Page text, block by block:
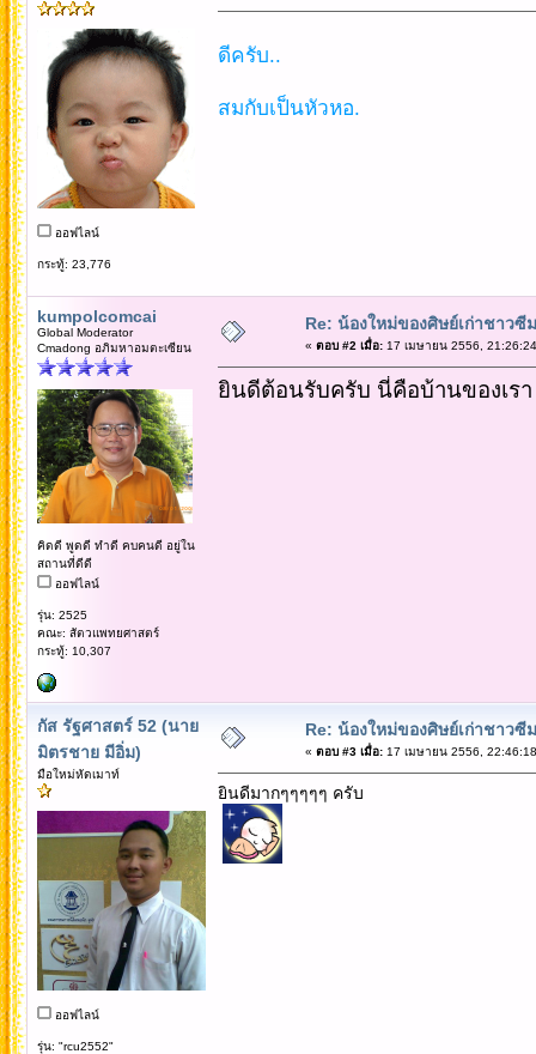
ออฟไลน์
กระทู้: 23,776
ดีครับ..
สมกับเป็นหัวหอ.
kumpolcomcai
Global Moderator
Cmadong อภิมหาอมตะเซียน
คิดดี พูดดี ทำดี คบคนดี อยู่ใน
สถานที่ดีดี
ออฟไลน์
รุ่น: 2525
คณะ: สัตวแพทยศาสตร์
กระทู้: 10,307
Re: น้องใหม่ของศิษย์เก่าชาวซี
« ตอบ #2 เมื่อ:17 เมษายน 2556,
ยินดีต้อนรับครับ นี่คือบ้านของเร
กัส รัฐศาสตร์ 52 (นาย
มิตรชาย มีอิ่ม)
มือใหม่หัดเมาท์
ออฟไลน์
รุ่น: "rcu2552"
Re: น้องใหม่ของศิษย์เก่าชาวซี
« ตอบ #3 เมื่อ:17 เมษายน 2556,
ยินดีมากๆๆๆๆๆ ครับ